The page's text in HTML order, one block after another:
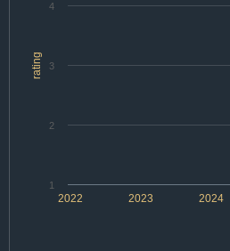
rating
2022 2024
2023
1
2
3
4